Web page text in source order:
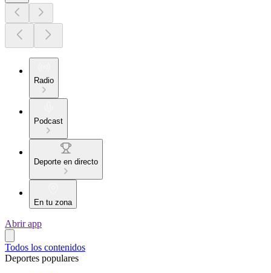
Radio
Podcast
Deporte en directo
En tu zona
Abrir app
Todos los contenidos
Deportes populares